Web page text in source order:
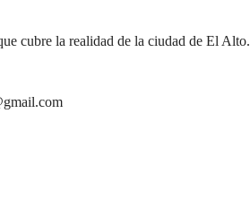
cubre la realidad de la ciudad de El Alto.